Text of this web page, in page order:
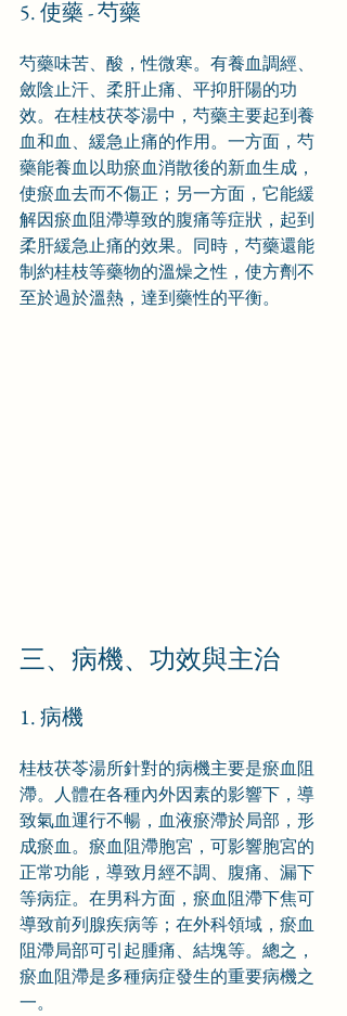
5. 使藥 - 芍藥
芍藥味苦、酸，性微寒。有養血調經、
斂陰止汗、柔肝止痛、平抑肝陽的功
效。在桂枝茯苓湯中，芍藥主要起到養
血和血、緩急止痛的作用。一方面，芍
藥能養血以助瘀血消散後的新血生成，
使瘀血去而不傷正；另一方面，它能緩
解因瘀血阻滯導致的腹痛等症狀，起到
柔肝緩急止痛的效果。同時，芍藥還能
制約桂枝等藥物的溫燥之性，使方劑不
至於過於溫熱，達到藥性的平衡。
三、病機、功效與主治
1. 病機
桂枝茯苓湯所針對的病機主要是瘀血阻
滯。人體在各種內外因素的影響下，導
致氣血運行不暢，血液瘀滯於局部，形
成瘀血。瘀血阻滯胞宮，可影響胞宮的
正常功能，導致月經不調、腹痛、漏下
等病症。在男科方面，瘀血阻滯下焦可
導致前列腺疾病等；在外科領域，瘀血
阻滯局部可引起腫痛、結塊等。總之，
瘀血阻滯是多種病症發生的重要病機之
一。